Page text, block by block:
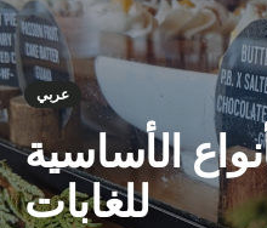
عربي
الأساسية
للغابات